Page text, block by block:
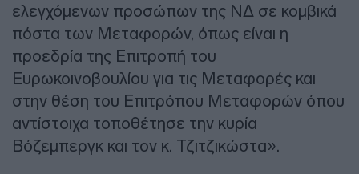
ελεγχόμενων προσώπων της ΝΔ σε κομβικά
πόστα των Μεταφορών, όπως είναι η
προεδρία της Επιτροπή του
Ευρωκοινοβουλίου για τις Μεταφορές και
στην θέση του Επιτρόπου Μεταφορών όπου
αντίστοιχα τοποθέτησε την κυρία
Βόζεμπεργκ και τον κ. Τζιτζικώστα».